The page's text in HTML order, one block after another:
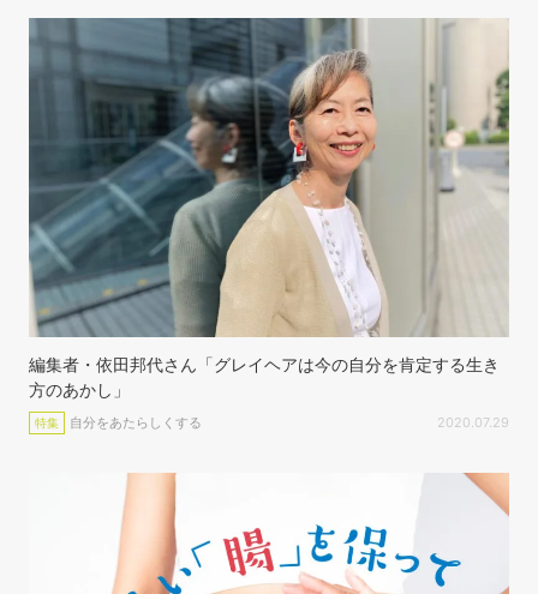
編集者・依田邦代さん「グレイヘアは今の自分を肯定する生き
方のあかし」
特集 自分をあたらしくする 2020.07.29